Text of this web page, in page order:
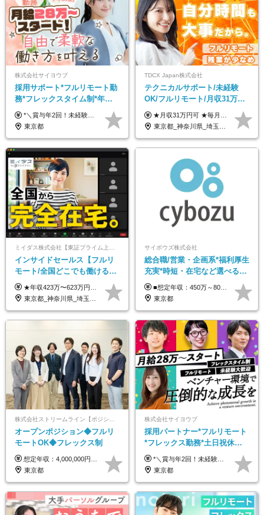
株式会社サイヨウブ
採用サポート*フルリモート勤
務*フレックスタイム制*年休
120日*土日祝休み*残業ほぼな
し*育児中社員8割以上
*＼賞与年2回！未経験から月給28万円スタート／* ◆月給28万～40万円＋賞与年2回＋各種インセンティブ ※経験・スキルを考慮の上、決定します ※試用期間6ヶ月間あり（期間中は月給26万円～になります。その他待遇等に差異はありません） ※月給には月35時間分の固定残業代含む（月5万4800円/超過分別途支給） ※ほとんどのメンバーが残業ゼロです！フレックスタイム制のため、自分の生活に合わせて調整できます。 ＼希望性で土曜日出勤あり／ お客様より「土曜日に応募者の対応をしてほしい」という ご要望を受けた際に、応募者対応⇒求職者との メッセージのやり取りなど、対応が発生する場合があります。 ※土曜日に出勤いただく場合は ・2時間稼働：4500円 ・4時間稼働：9000円 の給与が発生。勤務時間が4時間超えることは原則ありません。 短期間で高い給与をGETできるチャンスです♪
東京都
TDCX Japan株式会社
テクニカルサポート/未経験
OK/フルリモート/月収31万円
可/月最大3万のインセンティ
ブ支給/平均年齢33歳
★月収31万円可 ★毎月「最大3万円」のインセンティブあり 月給266,228円～＋スキル手当（15,000円）＋インセンティブ（月最大3万円） ※月給例（月額最大額）：281,228 円＋残業代発生分 インセンティブを最大まで取得できた場合は、月額最大額：311,228円＋残業代発生分 となります ※経験・スキルなどを考慮し決定します ※残業代は1分単位で支給 ※試用期間3ヵ月あり（契約社員期間も給与・待遇に変更なし） ※インセンティブは効率性、顧客満足、勤怠状況等の結果により毎月金額が決定されます。 ＼”頑張り”はインセンティブで還元！／ 入社3ヶ月目から、目標数字やKPI、勤怠状況、お客様アンケートなどをもとに評価をスタート。 最短4ヶ月目にはインセンティブの支給も可能です！
東京都_神奈川県_埼玉県_千葉県_大阪府_愛知県_北海道_青森県_岩手県_宮城県_秋田県_山形県_福島県_茨城県_栃木県_群馬県_新潟県_山梨県_長野県_富山県_石川県_福井県_静岡県_岐阜県_三重県_兵庫県_京都府_滋賀県_奈良県_和歌山県_広島県_岡山県_鳥取県_島根県_山口県_徳島県_香川県_愛媛県_高知県_福岡県_熊本県_佐賀県_長崎県_大分県_宮崎県_鹿児島県_沖縄県
インサイドセールス【フルリ
モート/全国どこでも働ける】
未経験OK*土日祝休み*残業少
なめ*在宅勤務手当あり
★年収423万〜623万円のモデルあり（想定時間外手当10時間分含む） ★半年に一度ドカンと支給のボーナスあり（半年に1度最大150万円） 月給25万円〜＋各種手当＋インセンティブ ＊リモートワーク手当（4000円/月） ＊リモートワーク一時金（1万5000円） ＊残業手当全額支給 ※経験・スキルにより月給を決定します ※試用期間：2ヵ月あり。期間中の雇用形態・給与・待遇に変更はありません 《頑張りはインセンティブとして還元！》 当社は5段階の評価制度を導入。 半期に1回の評価で最高ランク（5点）を獲得したメンバーには、 150万円のインセンティブを支給！ これが半年に一度のインセンティブとして支給されるため、 成果を出した分だけまとまった収入を得られる仕組みです。 【固定残業代について】 なし（残業代は、実際の労働時間に応じて別途全額支給）
東京都_神奈川県_埼玉県_千葉県_大阪府_愛知県_北海道_青森県_岩手県_宮城県_秋田県_山形県_福島県_茨城県_栃木県_群馬県_新潟県_山梨県_長野県_富山県_石川県_福井県_静岡県_岐阜県_三重県_兵庫県_京都府_滋賀県_奈良県_和歌山県_広島県_岡山県_鳥取県_島根県_山口県_徳島県_香川県_愛媛県_高知県_福岡県_熊本県_佐賀県_長崎県_大分県_宮崎県_鹿児島県_沖縄県
サイボウズ株式会社
総合職/営業・企画系*福利厚生
充実*時短・在宅など選べる働
き方*賞与年2回
■想定年収：450万～800万円（基本給12ヶ月分＋賞与2ヶ月分） ※上記想定年収はフルタイムの働き方を想定しています。 それ以外の働き方（勤務日数、時短、固定残業時間数の変更など）の場合 上記想定年収の支給を確約するものではありません ※賞与は全社の業績に応じて変動の可能性があります ※ご経験・スキルを考慮のうえ、当社規定により優遇します （試用期間3ヶ月有/給与・待遇に差異なし） ■昇給年1回 ■賞与年2回（2月・8月）
東京都
オープンポジション◆フルリ
モートOK◆フレックス制
想定年収：4,000,000円 ～ 8,000,000円 月給：288,000円 ～ 570,000円 ※ご経験・能力に応じて決定いたします。 ※上記額にはみなし残業代を含みます。 ※超過分は全額支給いたします。 ※みなし残業代 45,000円 ～ 89,050円／月 ※みなし残業時間 20時間／月 ※試用期間：3ヶ月（試用期間中の待遇に差異はありません） 【固定残業代について】 固定残業20時間分（45,000円～89,050円）を含む ※超過分は別途全額支給
東京都
株式会社サイヨウブ
採用パートナー*フルリモート
*フレックス勤務*土日祝休み*
月給28万円～*産育休取得実績
あり*年間休日120日
*＼賞与年2回！未経験から月給28万円スタート／* ★昇給年12回あり！随時昇給のチャンス ◆月給28万～40万円＋賞与年2回＋各種インセンティブ ※経験・スキルを考慮の上、決定します ※試用期間6ヶ月間あり（期間中は月給26万円～になります。その他待遇等に差異はありません） ※月給には月35時間分の固定残業代含む（月5万4800円/超過分別途支給） ※ほとんどのメンバーが残業ゼロです！フレックスタイム制のため、自分の生活に合わせて調整できます。 ＼希望性で土曜日出勤あり／ お客様より「土曜日に応募者の対応をしてほしい」という ご要望を受けた際に、応募者対応⇒求職者との メッセージのやり取りなど、対応が発生する場合があります。 ※土曜日に出勤いただく場合は ・2時間稼働：4500円 ・4時間稼働：9000円 の給与が発生。勤務時間が4時間超えることは原則ありません。 短期間で高い給与をGETできるチャンスです♪
東京都